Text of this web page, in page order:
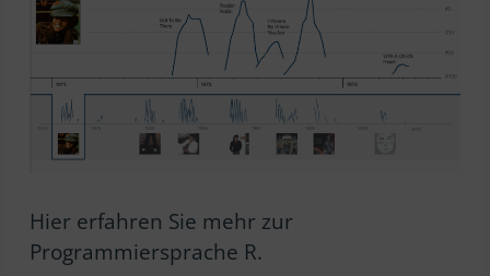
Hier erfahren Sie mehr zur
Programmiersprache R.